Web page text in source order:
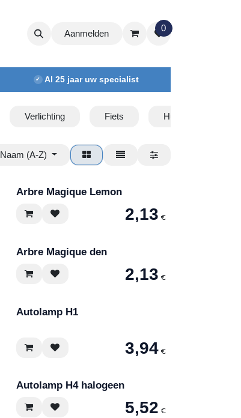
Aanmelden
0
✓ Al 25 jaar uw specialist
Verlichting Fiets Huishoudelijk
Naam (A-Z)
Arbre Magique Lemon
2,13 €
Arbre Magique den
2,13 €
Autolamp H1
3,94 €
Autolamp H4 halogeen
5,52 €